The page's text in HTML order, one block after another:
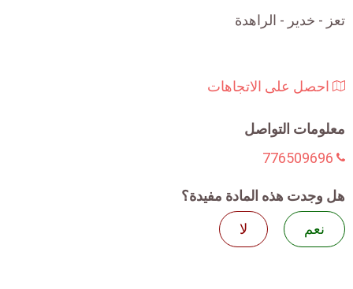
تعز - خدير - الراهدة
احصل على الاتجاهات
معلومات التواصل
هل وجدت هذه المادة مفيدة؟
نعم
لا